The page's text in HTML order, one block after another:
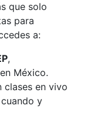
que solo
para
a:
,
México.
clases en vivo
y